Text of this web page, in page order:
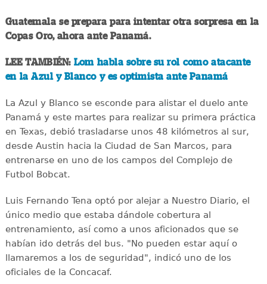
Guatemala se prepara para intentar otra sorpresa en la
Copas Oro, ahora ante Panamá.
LEE TAMBIÉN: Lom habla sobre su rol como atacante
en la Azul y Blanco y es optimista ante Panamá
La Azul y Blanco se esconde para alistar el duelo ante
Panamá y este martes para realizar su primera práctica
en Texas, debió trasladarse unos 48 kilómetros al sur,
desde Austin hacia la Ciudad de San Marcos, para
entrenarse en uno de los campos del Complejo de
Futbol Bobcat.
Luis Fernando Tena optó por alejar a Nuestro Diario, el
único medio que estaba dándole cobertura al
entrenamiento, así como a unos aficionados que se
habían ido detrás del bus. "No pueden estar aquí o
llamaremos a los de seguridad", indicó uno de los
oficiales de la Concacaf.